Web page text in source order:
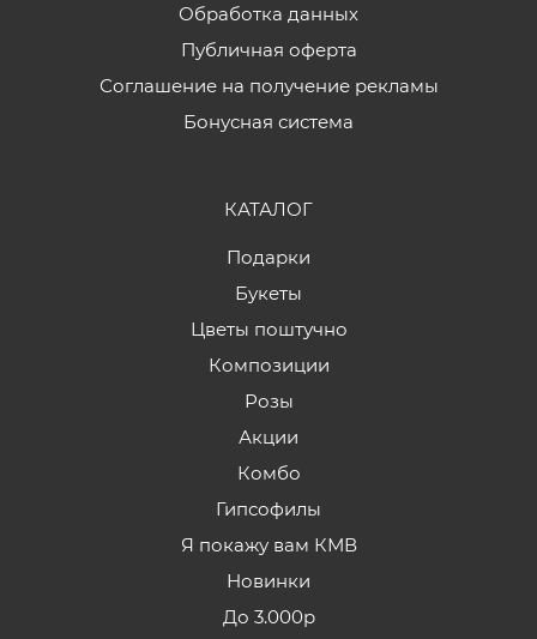
Обработка данных
Публичная оферта
Соглашение на получение рекламы
Бонусная система
КАТАЛОГ
Подарки
Букеты
Цветы поштучно
Композиции
Розы
Акции
Комбо
Гипсофилы
Я покажу вам КМВ
Новинки
До 3.000р